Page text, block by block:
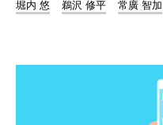
堀内 悠
鵜沢 修平 常廣 智加